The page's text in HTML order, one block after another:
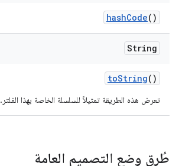
hashCode()
String
toString()
تعرض هذه الطريقة تمثيلاً للسلسلة الخاصة بهذا الفلتر.
طُرق وضع التصميم العامة